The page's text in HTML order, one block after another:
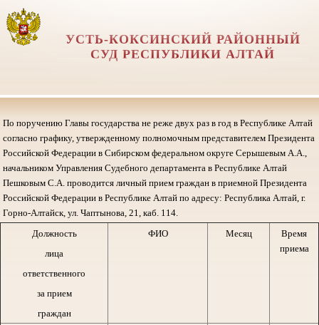
УСТЬ-КОКСИНСКИЙ РАЙОННЫЙ
СУД РЕСПУБЛИКИ АЛТАЙ
По поручению Главы государства не реже двух раз в год в Республике Алтай
согласно графику, утвержденному полномочным представителем Президента
Российской Федерации в Сибирском федеральном округе Серышевым А.А.,
начальником Управления Судебного департамента в Республике Алтай
Пешковым С.А. проводится личный прием граждан в приемной Президента
Российской Федерации в Республике Алтай по адресу: Республика Алтай, г.
Горно-Алтайск, ул. Чаптынова, 21, каб. 114.
Должность
лица
ответственного
за прием
граждан
ФИО Месяц
Время
приема